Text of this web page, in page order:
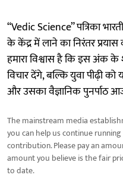
“Vedic Science” पत्रिका
के केंद्र में लाने का निरंतर प्रयास
हमारा विश्वास है कि इस अंक के
विचार देंगे, बल्कि युवा पीढ़ी को
और उसका वैज्ञानिक पुनर्पाठ
The mainstream media
you can help us continue
contribution. Please pay an
amount you believe is the fair
to date.